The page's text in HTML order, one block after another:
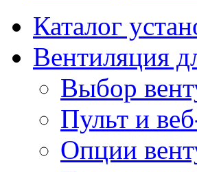
Каталог
Вентиляция
Выбор
Пульт и
Опции